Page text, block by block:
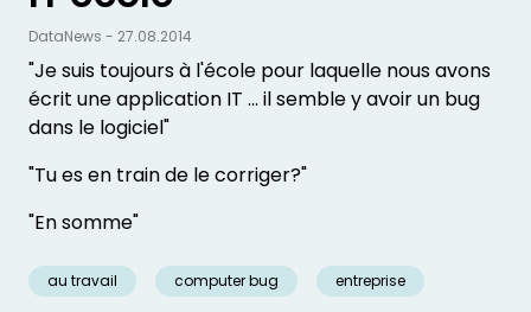
"Je suis toujours à l'école pour laquelle nous avons
écrit une application IT ... il semble y avoir un bug
dans le logiciel"
"Tu es en train de le corriger?"
"En somme"
au travail computer bug entreprise
DataNews - 27.08.2014